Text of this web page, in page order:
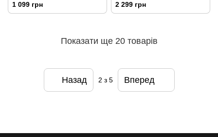
1 099 грн 2 299 грн
Показати ще 20 товарів
Назад 2 з 5 Вперед